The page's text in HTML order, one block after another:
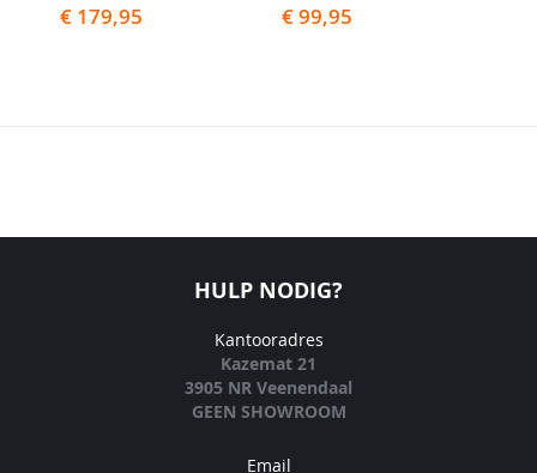
€ 179,95 € 99,95
HULP NODIG?
Kantooradres
Kazemat 21
3905 NR Veenendaal
GEEN SHOWROOM
Email